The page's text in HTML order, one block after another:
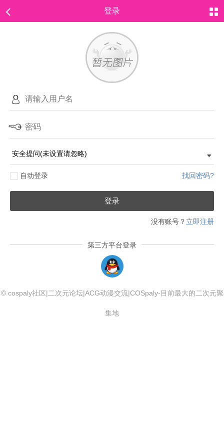
登录
自动登录 找回密码?
登录
没有账号？ 立即注册
第三方平台登录
© cospaly社区|二次元论坛|ACG动漫交流|COSpaly-目前最大的二次元聚
集地